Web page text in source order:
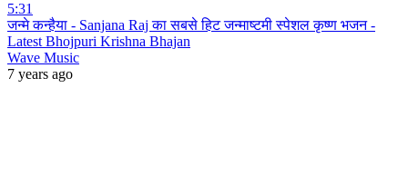
5:31
जन्मे कन्हैया - Sanjana Raj का सबसे हिट जन्माष्टमी स्पेशल कृष्ण भजन -
Latest Bhojpuri Krishna Bhajan
Wave Music
7 years ago